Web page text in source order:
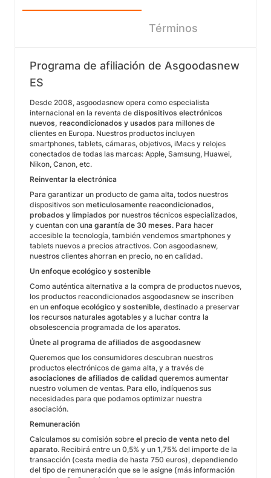
Términos
Programa de afiliación de Asgoodasnew
ES
Desde 2008, asgoodasnew opera como especialista
internacional en la reventa de dispositivos electrónicos
nuevos, reacondicionados y usados para millones de
clientes en Europa. Nuestros productos incluyen
smartphones, tablets, cámaras, objetivos, iMacs y relojes
conectados de todas las marcas: Apple, Samsung, Huawei,
Nikon, Canon, etc.
Reinventar la electrónica
Para garantizar un producto de gama alta, todos nuestros
dispositivos son meticulosamente reacondicionados,
probados y limpiados por nuestros técnicos especializados,
y cuentan con una garantía de 30 meses. Para hacer
accesible la tecnología, también vendemos smartphones y
tablets nuevos a precios atractivos. Con asgoodasnew,
nuestros clientes ahorran en precio, no en calidad.
Un enfoque ecológico y sostenible
Como auténtica alternativa a la compra de productos nuevos,
los productos reacondicionados asgoodasnew se inscriben
en un enfoque ecológico y sostenible, destinado a preservar
los recursos naturales agotables y a luchar contra la
obsolescencia programada de los aparatos.
Únete al programa de afiliados de asgoodasnew
Queremos que los consumidores descubran nuestros
productos electrónicos de gama alta, y a través de
asociaciones de afiliados de calidad queremos aumentar
nuestro volumen de ventas. Para ello, indíquenos sus
necesidades para que podamos optimizar nuestra
asociación.
Remuneración
Calculamos su comisión sobre el precio de venta neto del
aparato. Recibirá entre un 0,5% y un 1,75% del importe de la
transacción (cesta media de hasta 750 euros), dependiendo
del tipo de remuneración que se le asigne (más información